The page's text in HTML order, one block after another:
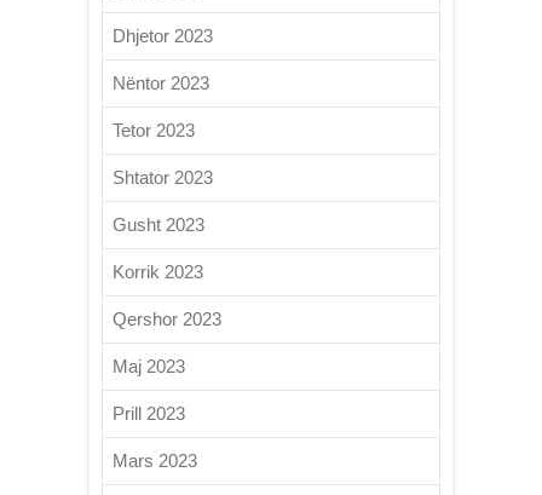
Dhjetor 2023
Nëntor 2023
Tetor 2023
Shtator 2023
Gusht 2023
Korrik 2023
Qershor 2023
Maj 2023
Prill 2023
Mars 2023